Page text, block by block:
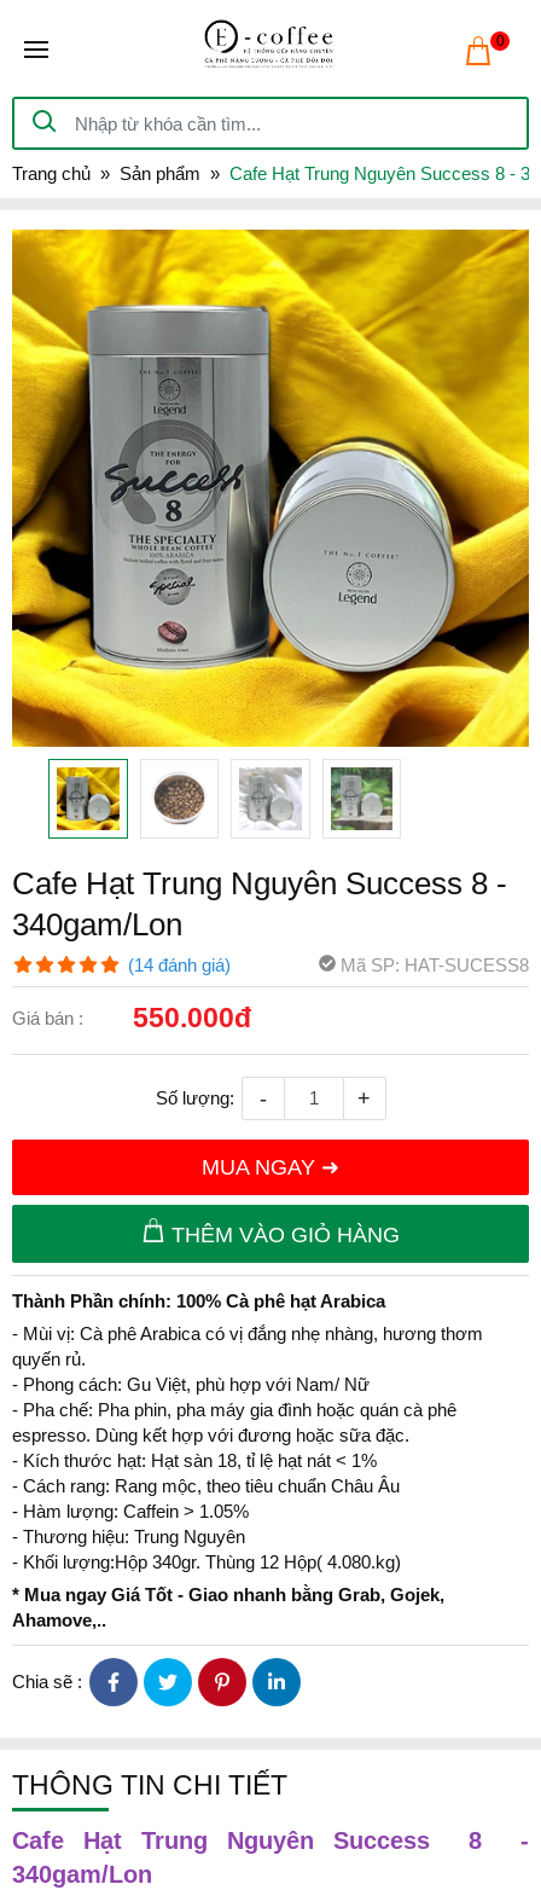
0
Trang chủ Sản phẩm Cafe Hạt Trung Nguyên Success 8 -
Cafe Hạt Trung Nguyên Success 8 -
340gam/Lon
(14 đánh giá) Mã SP: HAT-SUCESS8
Giá bán : 550.000đ
Số lượng: - +
MUA NGAY ➜
THÊM VÀO GIỎ HÀNG
Thành Phần chính: 100% Cà phê hạt Arabica
- Mùi vị: Cà phê Arabica có vị đắng nhẹ nhàng, hương thơm
quyến rủ.
- Phong cách: Gu Việt, phù hợp với Nam/ Nữ
- Pha chế: Pha phin, pha máy gia đình hoặc quán cà phê
espresso. Dùng kết hợp với đương hoặc sữa đặc.
- Kích thước hạt: Hạt sàn 18, tỉ lệ hạt nát < 1%
- Cách rang: Rang mộc, theo tiêu chuẩn Châu Âu
- Hàm lượng: Caffein > 1.05%
- Thương hiệu: Trung Nguyên
- Khối lượng:Hộp 340gr. Thùng 12 Hộp( 4.080.kg)
* Mua ngay Giá Tốt - Giao nhanh bằng Grab, Gojek,
Ahamove,..
Chia sẽ :
THÔNG TIN CHI TIẾT
Cafe Hạt Trung Nguyên Success 8 -
340gam/Lon